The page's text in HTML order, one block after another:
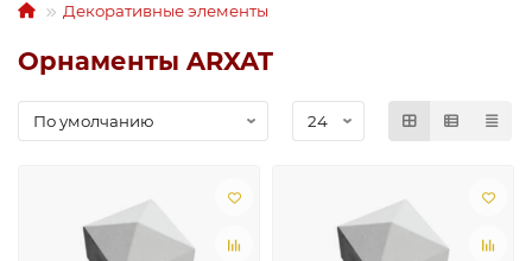
Декоративные элементы
Орнаменты ARXAT